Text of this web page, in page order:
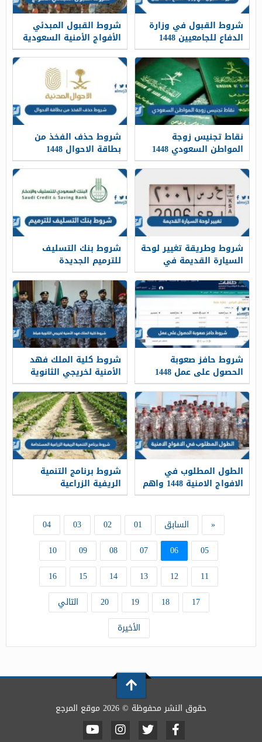
شروط القبول في وزارة
الدفاع للجامعيين 1448
شروط القبول المبدئي
الأفواج الأمنية السعودية
1448
نقاط تجنيس زوجة
المواطن السعودي 1448
وشروط التجنيس الجديدة
شروط حذف الفخذ من
بطاقة الاحوال 1448
شروط وطريقة تغيير لوحة
السيارة القديمة في
السعودية 1448
شروط بنك التسليف
للترميم الجديدة
1448ومتطلبات القرض
شروط حافز صعوبة
الحصول على عمل 1448
شروط كلية الملك فهد
الأمنية لخريجي الثانوية
ضباط 1448
الطول المطلوب في
الافواج الامنية 1448 واهم
شروط التقديم
شروط برنامج التنمية
الريفية الزراعية
المستدامة 1448
«
السابق 01
02
03
04
05
06
07
08
09
10
11
12
13
14
15
16
17
18
19
20
التالي
الأخيرة
حقوق النشر محفوظة © 2026 موقع المرجع